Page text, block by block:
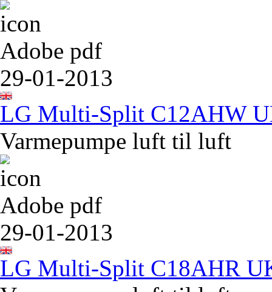
Adobe pdf
29-01-2013
LG Multi-Split C12AHW
Varmepumpe luft til luft
Adobe pdf
29-01-2013
LG Multi-Split C18AHR